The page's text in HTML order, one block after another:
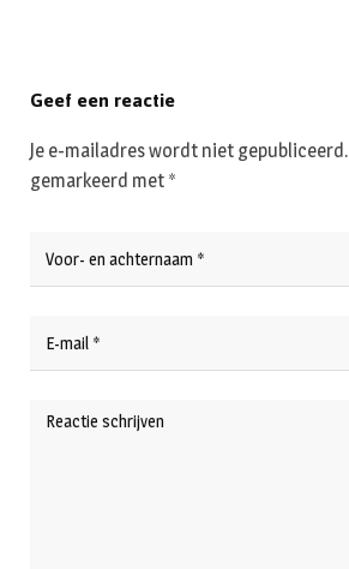
Geef een reactie
Je e-mailadres wordt niet gepubliceerd.
gemarkeerd met *